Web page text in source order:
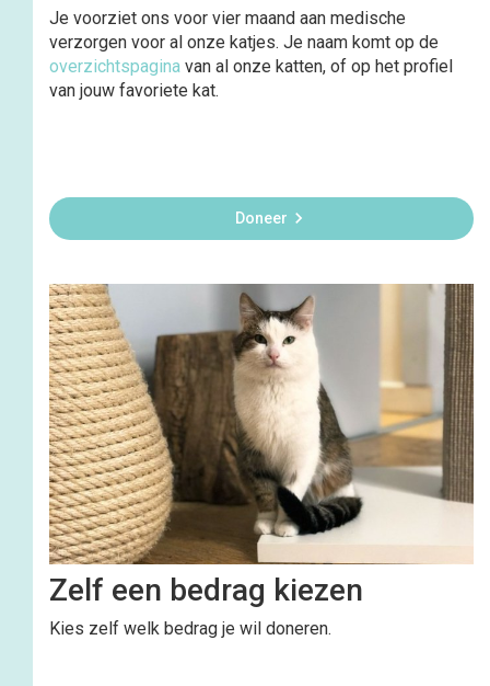
Je voorziet ons voor vier maand aan medische
verzorgen voor al onze katjes. Je naam komt op de
overzichtspagina van al onze katten, of op het profiel
van jouw favoriete kat.
Doneer 
Zelf een bedrag kiezen
Kies zelf welk bedrag je wil doneren.